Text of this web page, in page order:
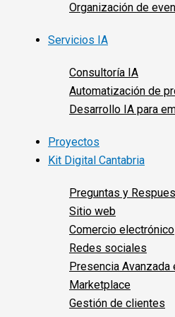
Organización de
Servicios IA
Consultoría IA
Automatización de
Desarrollo IA para
Proyectos
Kit Digital Cantabria
Preguntas y
Sitio web
Comercio electrónico
Redes sociales
Presencia Avanzada
Marketplace
Gestión de clientes